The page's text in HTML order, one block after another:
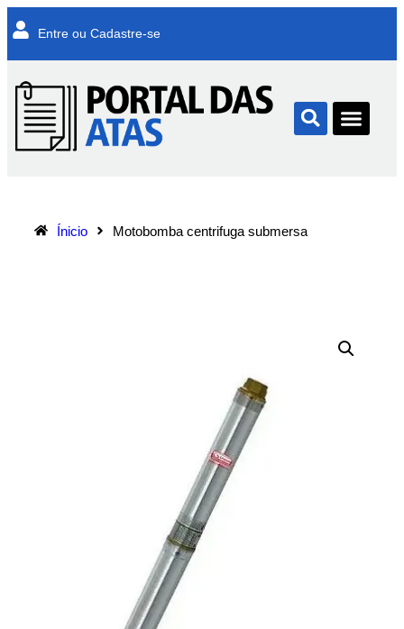
Entre ou Cadastre-se
Ínicio Motobomba centrifuga submersa